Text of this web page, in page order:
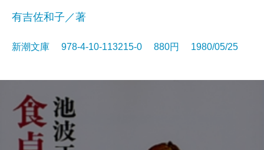
有吉佐和子／著
新潮文庫 978-4-10-113215-0 880円 1980/05/25